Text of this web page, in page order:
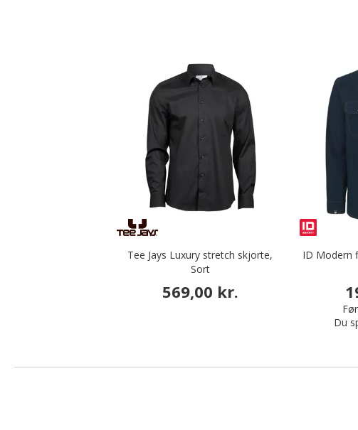
Tee Jays Luxury stretch skjorte,
Sort
569,00 kr.
ID Modern
Du